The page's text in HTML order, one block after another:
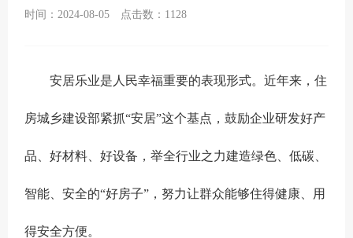
时间：2024-08-05 点击数： 1128
安居乐业是人民幸福重要的表现形式。近年来，住
房城乡建设部紧抓“安居”这个基点，鼓励企业研发好产
品、好材料、好设备，举全行业之力建造绿色、低碳、
智能、安全的“好房子”，努力让群众能够住得健康、用
得安全方便。